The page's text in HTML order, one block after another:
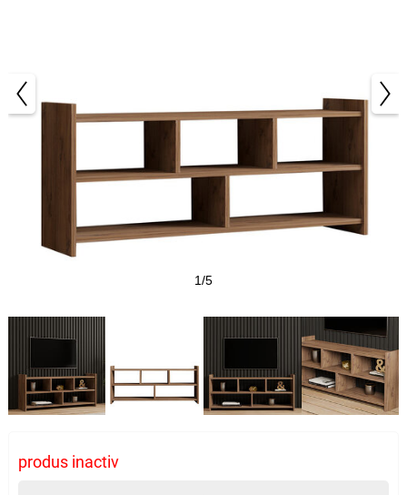
1/5
produs inactiv